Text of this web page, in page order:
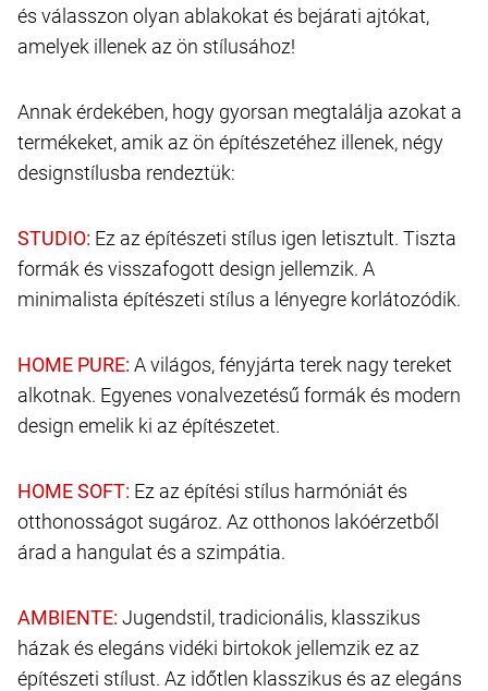
és válasszon olyan ablakokat és bejárati ajtókat,
amelyek illenek az ön stílusához!
Annak érdekében, hogy gyorsan megtalálja azokat a
termékeket, amik az ön építészetéhez illenek, négy
designstílusba rendeztük:
Ez az építészeti stílus igen letisztult. Tiszta
formák és visszafogott design jellemzik. A
minimalista építészeti stílus a lényegre korlátozódik.
A világos, fényjárta terek nagy tereket
alkotnak. Egyenes vonalvezetésű formák és modern
design emelik ki az építészetet.
Ez az építési stílus harmóniát és
otthonosságot sugároz. Az otthonos lakóérzetből
árad a hangulat és a szimpátia.
Jugendstil, tradicionális, klasszikus
házak és elegáns vidéki birtokok jellemzik ez az
építészeti stílust. Az időtlen klasszikus és az elegáns